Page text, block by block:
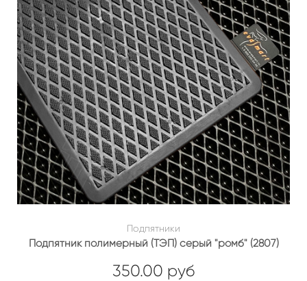
Подпятники
Подпятник полимерный (ТЭП) серый "ромб" (2807)
350.00 руб